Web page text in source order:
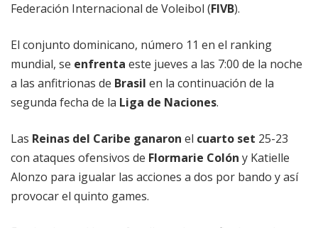
Federación Internacional de Voleibol (FIVB).
El conjunto dominicano, número 11 en el ranking
mundial, se enfrenta este jueves a las 7:00 de la noche
a las anfitrionas de Brasil en la continuación de la
segunda fecha de la Liga de Naciones.
Las Reinas del Caribe ganaron el cuarto set 25-23
con ataques ofensivos de Flormarie Colón y Katielle
Alonzo para igualar las acciones a dos por bando y así
provocar el quinto games.